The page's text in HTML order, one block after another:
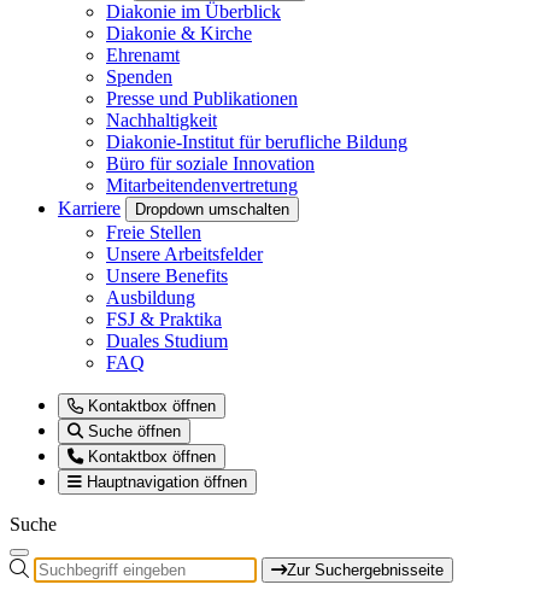
Diakonie im Überblick
Diakonie & Kirche
Ehrenamt
Spenden
Presse und Publikationen
Nachhaltigkeit
Diakonie-Institut für berufliche Bildung
Büro für soziale Innovation
Mitarbeitendenvertretung
Karriere
Dropdown umschalten
Freie Stellen
Unsere Arbeitsfelder
Unsere Benefits
Ausbildung
FSJ & Praktika
Duales Studium
FAQ
Kontaktbox öffnen
Suche öffnen
Kontaktbox öffnen
Hauptnavigation öffnen
Suche
Zur Suchergebnisseite